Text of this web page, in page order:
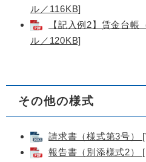
ル／116KB]
【記入例2】賃金台帳
ル／120KB]
その他の様式
請求書（様式第3号）
報告書（別添様式2）